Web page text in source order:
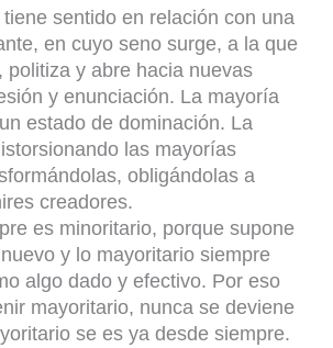
sentido en relación con una
en cuyo seno surge, a la que
politiza y abre hacia nuevas
y enunciación. La mayoría
estado de dominación. La
las mayorías
obligándolas a
creadores.
es minoritario, porque supone
y lo mayoritario siempre
algo dado y efectivo. Por eso
mayoritario, nunca se deviene
se es ya desde siempre.